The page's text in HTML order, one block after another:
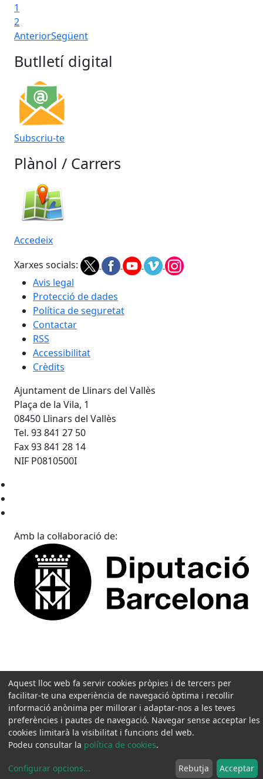
1
2
AnteriorSegüent
Butlletí digital
Subscriu-te
Plànol / Carrers
Accedeix
Xarxes socials:
Avis legal
Protecció de dades
Política de seguretat
Contactar
RSS
Accessibilitat
Crèdits
Ajuntament de Llinars del Vallès
Plaça de la Vila, 1
08450 Llinars del Vallès
Tel. 93 841 27 50
Fax 93 841 28 14
NIF P0810500I
Amb la col·laboració de:
Aquest lloc web fa servir cookies pròpies i de tercers per
facilitar-te una experiència de navegació òptima i recollir
informació anònima per millorar i adaptar-nos a les teves
preferències i pautes de navegació. Navegar sense acceptar les
cookies limitarà la visibilitat i funcions del web.
Podeu consultar la política de cookies.
Configurar opcions... Rebutja Acceptar